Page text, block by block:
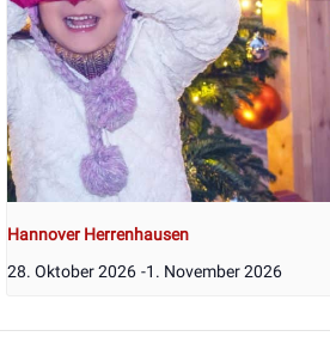
Hannover Herrenhausen
28. Oktober 2026 -1. November 2026